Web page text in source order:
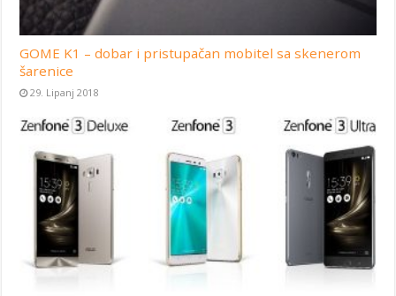
GOME K1 – dobar i pristupačan mobitel sa skenerom
šarenice
29. Lipanj 2018